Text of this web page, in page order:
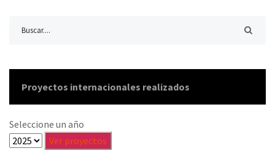
Proyectos internacionales realizados
Seleccione un año